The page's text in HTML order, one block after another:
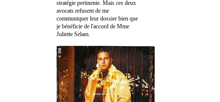
stratégie pertinente. Mais ces deux
avocats refusent de me
communiquer leur dossier bien que
je bénéficie de l'accord de Mme
Juliette Selam.